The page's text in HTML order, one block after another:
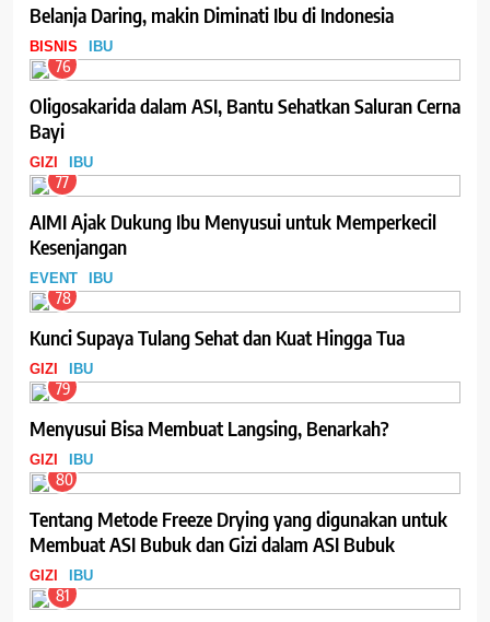
Belanja Daring, makin Diminati Ibu di Indonesia
BISNIS IBU
76
Oligosakarida dalam ASI, Bantu Sehatkan Saluran Cerna
Bayi
GIZI IBU
77
AIMI Ajak Dukung Ibu Menyusui untuk Memperkecil
Kesenjangan
EVENT IBU
78
Kunci Supaya Tulang Sehat dan Kuat Hingga Tua
GIZI IBU
79
Menyusui Bisa Membuat Langsing, Benarkah?
GIZI IBU
80
Tentang Metode Freeze Drying yang digunakan untuk
Membuat ASI Bubuk dan Gizi dalam ASI Bubuk
GIZI IBU
81